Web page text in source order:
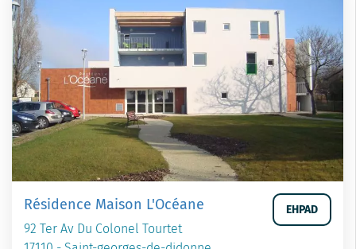
Résidence Maison L'Océane
92 Ter Av Du Colonel Tourtet
EHPAD